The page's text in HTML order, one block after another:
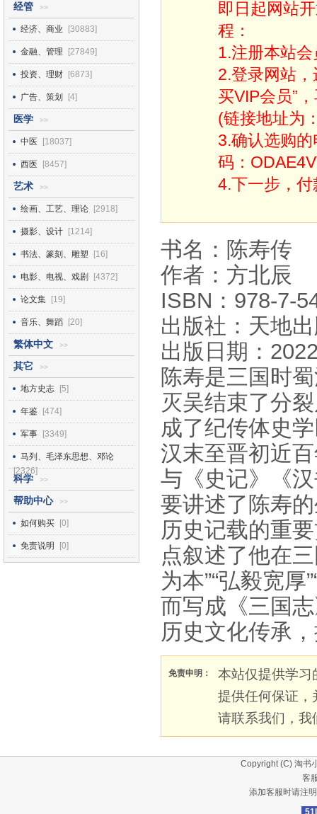
经管 >>
经济、商业 [30883]
金融、管理 [27849]
投资、理财 [6873]
广告、策划 [4]
医学 >>
中医 [18037]
西医 [8457]
艺术 >>
绘画、工艺、理论 [2918]
摄影、设计 [1214]
书法、篆刻、雕塑 [16]
电影、电视、戏剧 [4372]
论文集 [19]
音乐、舞蹈 [20]
繁体中文 >>
其它 >>
地方史志 [5]
年鉴 [474]
军事 [3349]
马列、毛泽东思想、邓论
[2326]
科学 >>
帮助中心 >>
如何购买 [0]
免责说明 [0]
即日起网站
程：
1.注册本站会
2.登录网站，
买VIP会员”
(链接地址为
3.确认选购
码：
4.下一步，
书名：陈寿传
作者：方北辰
ISBN：978-7-
出版社：天地
出版日期：
陈寿是三国时
灭吴结束了分
成了纪传体史
汉末至晋初近
与《史记》《
要讲述了陈寿
历史记载的重
点叙述了他在
为本”“弘毅宽
而写成《三国
历史文化传承
免责申明：
本站仅提供学习
提供任何保证，
请联系我们，我
Copyright (C) 淘书
客
添加客服时请注